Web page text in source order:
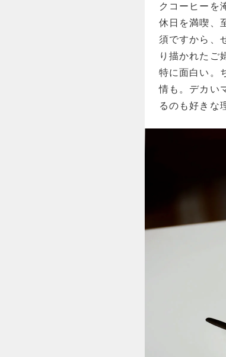
クコーヒーを
休日を満喫、
須ですから、
り描かれたご
特に面白い。
情も。デカい
るのも好きな